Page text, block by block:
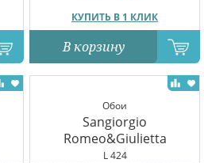
КУПИТЬ В 1 КЛИК
В корзину
Обои
Sangiorgio
Romeo&Giulietta
L 424